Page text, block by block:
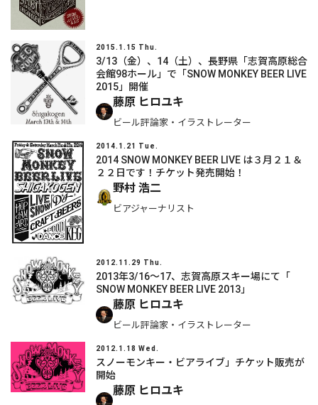
2015.1.15 Thu.
3/13（金）、14（土）、長野県「志賀高原総合
会館98ホール」で「SNOW MONKEY BEER LIVE
2015」開催
藤原 ヒロユキ
ビール評論家・イラストレーター
2014.1.21 Tue.
2014 SNOW MONKEY BEER LIVE は３月２１＆
２２日です！チケット発売開始！
野村 浩二
ビアジャーナリスト
2012.11.29 Thu.
2013年3/16～17、志賀高原スキー場にて「
SNOW MONKEY BEER LIVE 2013」
藤原 ヒロユキ
ビール評論家・イラストレーター
2012.1.18 Wed.
スノーモンキー・ビアライブ」チケット販売が
開始
藤原 ヒロユキ